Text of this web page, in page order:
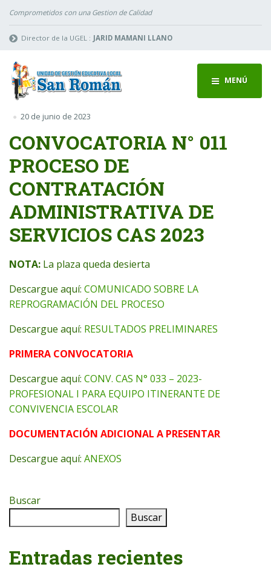
Comprometidos con una Gestion de Calidad
Director de la UGEL : JARID MAMANI LLANO
MENÚ
20 de junio de 2023
CONVOCATORIA N° 011
PROCESO DE
CONTRATACIÓN
ADMINISTRATIVA DE
SERVICIOS CAS 2023
NOTA: La plaza queda desierta
Descargue aquí: COMUNICADO SOBRE LA
REPROGRAMACIÓN DEL PROCESO
Descargue aquí: RESULTADOS PRELIMINARES
PRIMERA CONVOCATORIA
Descargue aquí: CONV. CAS N° 033 – 2023-
PROFESIONAL I PARA EQUIPO ITINERANTE DE
CONVIVENCIA ESCOLAR
DOCUMENTACIÓN ADICIONAL A PRESENTAR
Descargue aquí: ANEXOS
Buscar
Buscar
Entradas recientes